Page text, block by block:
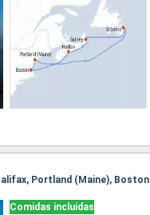
Portland (Maine), Boston
Comidas incluidas